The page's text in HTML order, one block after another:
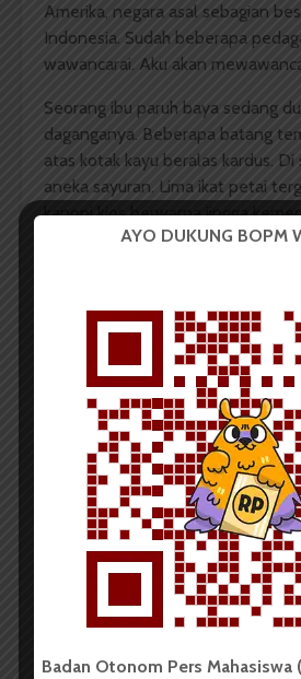
Amerika, negara asal sebagian
Indonesia. Sudah beberapa
wawancarai. Aku akan
Seorang ibu paruh baya sedang
daganganya. Beberapa batang
atas kotak kayu beralas kardus.
aneka sayuran. Lima ikat petai
kanopi kios berwarna jingga
menghampirinya tiba-tiba…
Seorang pria paruh baya berteriak
seorang bocah. Di belakangnya
orang ikut mengejar. Bocah itu
kulit berwarna hitam.
Bukk!. Bocah itu tersandung. Tas
terhempas. Mungkin saking
ada batu sebesar kepala bayi di
hendak bangun dan berlari lagi,
sudah dipegang oleh pria tadi.
mengerumuninya.
“Kurrranng ajar kau ya. Kecil-kecil
AYO DUKUNG BOPM
Badan Otonom Pers Mahasiswa